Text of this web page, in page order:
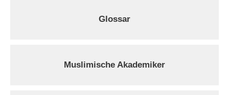
Glossar
Muslimische Akademiker